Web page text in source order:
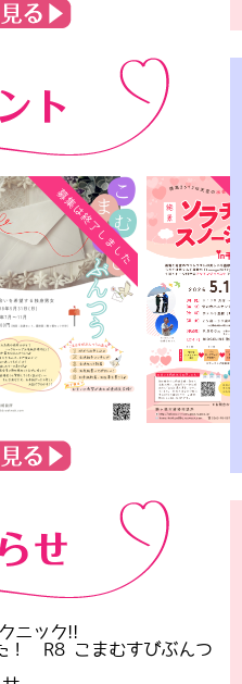
ニック!!
！ R8 こまむすびぶんつ